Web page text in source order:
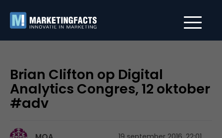
Brian Clifton op Digital
Analytics Congres, 12 oktober
#adv